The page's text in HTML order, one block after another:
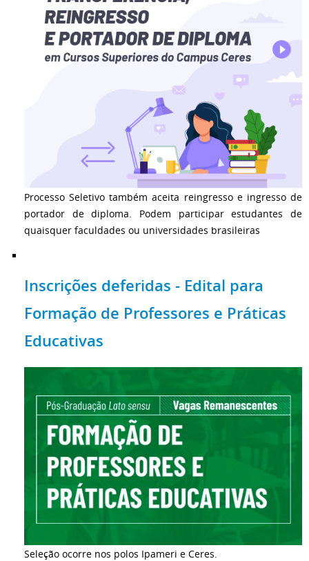
Processo Seletivo também aceita reingresso e ingresso de
portador de diploma. Podem participar estudantes de
quaisquer faculdades ou universidades brasileiras
Inscrições deferidas - Edital para
Formação de Professores e Práticas
Educativas
Seleção ocorre nos polos Ipameri e Ceres.